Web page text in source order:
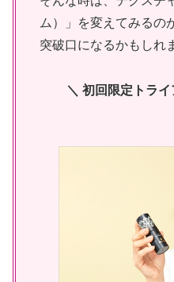
ム）」を変えてみるの
突破口になるかもしれ
＼ 初回限定トラ